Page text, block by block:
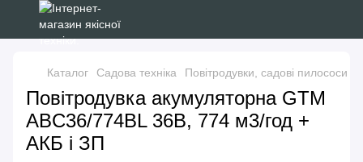
Каталог Садова техніка Повітродувки, садові пилососи
Повітродувка акумуляторна GTM
ABC36/774BL 36В, 774 м3/год +
АКБ і ЗП